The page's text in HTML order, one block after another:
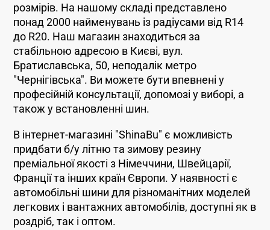
розмірів. На нашому складі представлено
понад 2000 найменувань із радіусами від R14
до R20. Наш магазин знаходиться за
стабільною адресою в Києві, вул.
Братиславська, 50, неподалік метро
"Чернігівська". Ви можете бути впевнені у
професійній консультації, допомозі у виборі, а
також у встановленні шин.
В інтернет-магазині "ShinaBu" є можливість
придбати б/у літню та зимову резину
преміальної якості з Німеччини, Швейцарії,
Франції та інших країн Європи. У наявності є
автомобільні шини для різноманітних моделей
легкових і вантажних автомобілів, доступні як в
роздріб, так і оптом.